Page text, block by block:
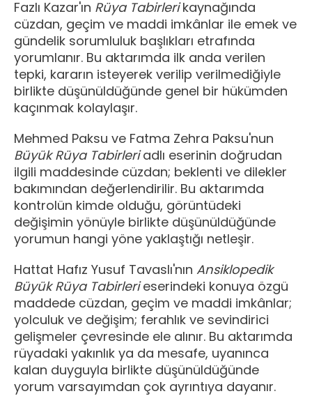
Fazlı Kazar'ın Rüya Tabirlerikaynağında
cüzdan, geçim ve maddi imkânlar ile emek ve
gündelik sorumluluk başlıkları etrafında
yorumlanır. Bu aktarımda ilk anda verilen
tepki, kararın isteyerek verilip verilmediğiyle
birlikte düşünüldüğünde genel bir hükümden
kaçınmak kolaylaşır.
Mehmed Paksu ve Fatma Zehra Paksu'nun
Büyük Rüya Tabirleriadlı eserinin doğrudan
ilgili maddesinde cüzdan; beklenti ve dilekler
bakımından değerlendirilir. Bu aktarımda
kontrolün kimde olduğu, görüntüdeki
değişimin yönüyle birlikte düşünüldüğünde
yorumun hangi yöne yaklaştığı netleşir.
Hattat Hafız Yusuf Tavaslı'nın Ansiklopedik
Büyük Rüya Tabirlerieserindeki konuya özgü
maddede cüzdan, geçim ve maddi imkânlar;
yolculuk ve değişim; ferahlık ve sevindirici
gelişmeler çevresinde ele alınır. Bu aktarımda
rüyadaki yakınlık ya da mesafe, uyanınca
kalan duyguyla birlikte düşünüldüğünde
yorum varsayımdan çok ayrıntıya dayanır.